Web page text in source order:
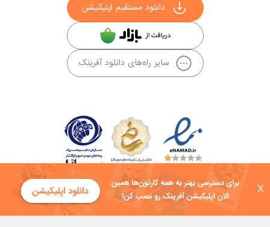
X
دانلود مستقیم اپلیکیشن
سایر راه‌های دانلود آفرینک
کلیه حقوق این سایت به شرکت توسعه فناوی هفت آسمان توکان تعلق دارد و